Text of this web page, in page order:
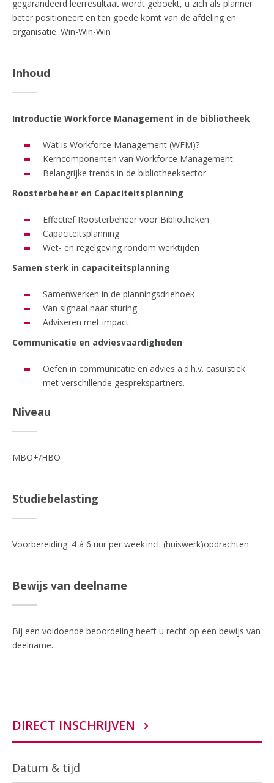
gegarandeerd leerresultaat wordt geboekt, u zich als planner
beter positioneert en ten goede komt van de afdeling en
organisatie. Win-Win-Win
Inhoud
Introductie Workforce Management in de bibliotheek
Wat is Workforce Management (WFM)?
Kerncomponenten van Workforce Management
Belangrijke trends in de bibliotheeksector
Roosterbeheer en Capaciteitsplanning
Effectief Roosterbeheer voor Bibliotheken
Capaciteitsplanning
Wet- en regelgeving rondom werktijden
Samen sterk in capaciteitsplanning
Samenwerken in de planningsdriehoek
Van signaal naar sturing
Adviseren met impact
Communicatie en adviesvaardigheden
Oefen in communicatie en advies a.d.h.v. casuïstiek
met verschillende gesprekspartners.
Niveau
MBO+/HBO
Studiebelasting
Voorbereiding: 4 à 6 uur per week incl. (huiswerk)opdrachten
Bewijs van deelname
Bij een voldoende beoordeling heeft u recht op een bewijs van
deelname.
DIRECT INSCHRIJVEN
Datum & tijd